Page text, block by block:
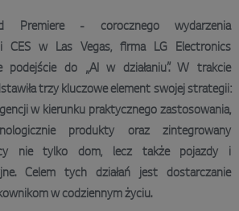
Premiere - corocznego wydarzenia
CES w Las Vegas, firma LG Electronics
podejście do „AI w działaniu”. W trakcie
trzy kluczowe element swojej strategii:
w kierunku praktycznego zastosowania,
produkty oraz zintegrowany
nie tylko dom, lecz także pojazdy i
Celem tych działań jest dostarczanie
w codziennym życiu.